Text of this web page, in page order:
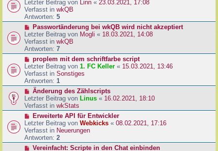
g
e
i
t
a
g
e
u
e
r
B
e
i
t
a
g
Letzter Beitrag von Linn « 23.03.2021, 17:08
Verfasst in wkQB
Antworten: 5
N
e
u
e
r
B
e
i
t
a
g
Passwortänderung bei wkQB wird nicht akzeptiert
Letzter Beitrag von Mogli « 18.03.2021, 14:08
Verfasst in wkQB
Antworten: 7
N
e
u
e
r
B
e
i
r
a
g
proplem mit dem schriftfarbe script
Letzter Beitrag von 1. FC Keller « 15.03.2021, 13:46
Verfasst in Sonstiges
Antworten: 1
N
e
u
e
r
B
e
i
Änderung des Zählscripts
Letzter Beitrag von Linus « 16.02.2021, 18:10
Verfasst in wkStats
N
e
u
e
r
Erweiterte API für Entwickler
Letzter Beitrag von Webkicks « 08.02.2021, 17:16
Verfasst in Neuerungen
Antworten: 2
NVereinfacht: Scripte in den Chat einbinden